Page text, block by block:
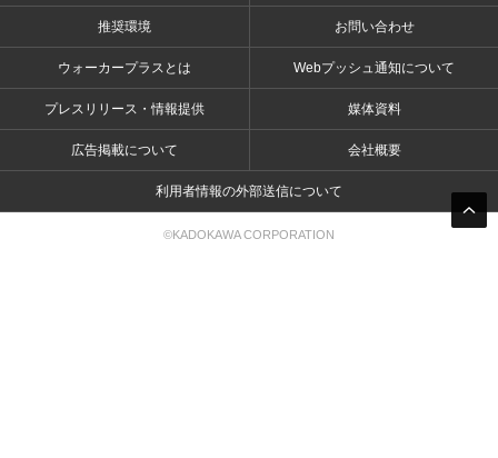
推奨環境 お問い合わせ
ウォーカープラスとは Webプッシュ通知について
プレスリリース・情報提供 媒体資料
広告掲載について 会社概要
利用者情報の外部送信について
©KADOKAWA CORPORATION